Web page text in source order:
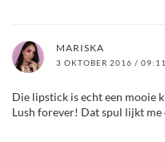
MARISKA
3 OKTOBER 2016 / 09:11
Die lipstick is echt een mooie
Lush forever! Dat spul lijkt